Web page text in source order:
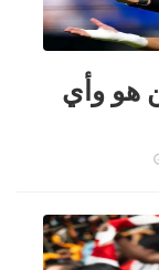
هو وأي